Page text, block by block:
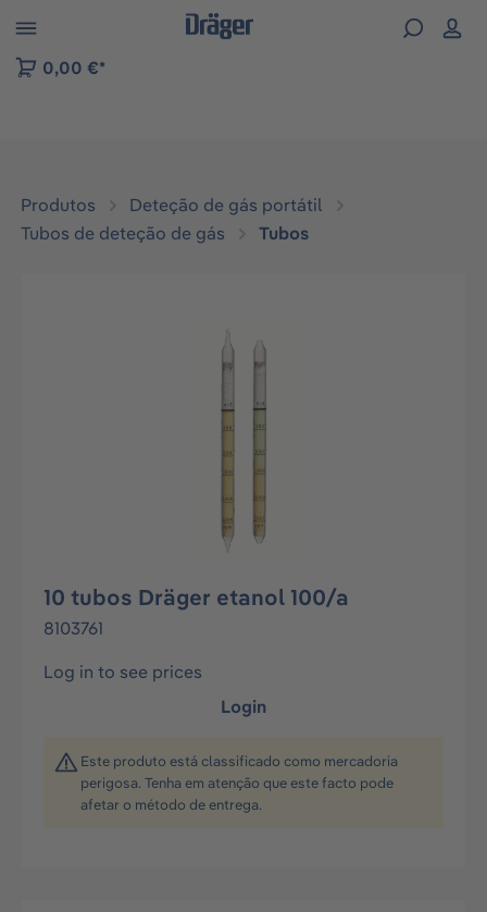
to B2B platform navigation
0,00 €*
Produtos
Deteção de gás portátil
Tubos de deteção de gás
Tubos
Ignorar galeria de imagens
10 tubos Dräger etanol 100/a
8103761
Log in to see prices
Login
Este produto está classificado como mercadoria
perigosa. Tenha em atenção que este facto pode
afetar o método de entrega.